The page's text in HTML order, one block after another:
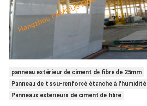
panneau extérieur de ciment de fibre de 25mm
Panneau de tissu-renforcé étanche à
Panneaux extérieurs de ciment de fibre